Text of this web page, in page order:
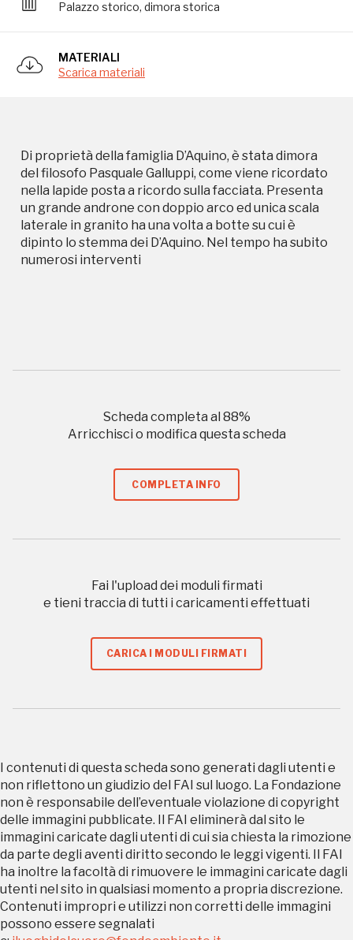
Palazzo storico, dimora storica
MATERIALI
Scarica materiali
Di proprietà della famiglia D’Aquino, è stata dimora
del filosofo Pasquale Galluppi, come viene ricordato
nella lapide posta a ricordo sulla facciata. Presenta
un grande androne con doppio arco ed unica scala
laterale in granito ha una volta a botte su cui è
dipinto lo stemma dei D’Aquino. Nel tempo ha subito
numerosi interventi
Scheda completa al 88%
Arricchisci o modifica questa scheda
COMPLETA INFO
Fai l'upload dei moduli firmati
e tieni traccia di tutti i caricamenti effettuati
CARICA I MODULI FIRMATI
I contenuti di questa scheda sono generati dagli utenti e
non riflettono un giudizio del FAI sul luogo. La Fondazione
non è responsabile dell’eventuale violazione di copyright
delle immagini pubblicate. Il FAI eliminerà dal sito le
immagini caricate dagli utenti di cui sia chiesta la rimozione
da parte degli aventi diritto secondo le leggi vigenti. Il FAI
ha inoltre la facoltà di rimuovere le immagini caricate dagli
utenti nel sito in qualsiasi momento a propria discrezione.
Contenuti impropri e utilizzi non corretti delle immagini
possono essere segnalati
dipinto lo stemma dei D’Aquino. Nel tempo ha subito
Storico campagne in questo
luogo
2016, 2018, 2020, 2022
Registrati alla newsletter
REGISTRATI
ISCRIVITI AL FAI
Scopri tutte le opportunità riservate agli iscritti
Museo
Sansevero